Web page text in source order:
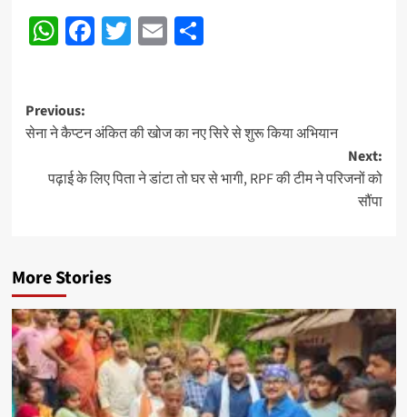
WhatsApp
Facebook
Twitter
EmailShare
Post
navigation
Previous:
सेना ने कैप्टन अंकित की खोज का नए सिरे से शुरू किया अभियान
Next:
पढ़ाई के लिए पिता ने डांटा तो घर से भागी, RPF की टीम ने परिजनों को
सौंपा
More Stories